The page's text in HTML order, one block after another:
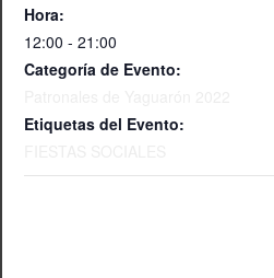
Hora:
12:00 - 21:00
Categoría de Evento:
Etiquetas del Evento: